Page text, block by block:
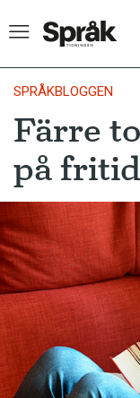
Hem
Artiklar
Krönikor
Språkfrågor
Skrivtips
Kviss
Podden
SPRÅKBLOGGEN
Färre
på